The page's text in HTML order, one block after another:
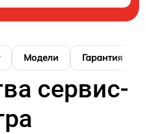
Модели Гарантия
сервис-